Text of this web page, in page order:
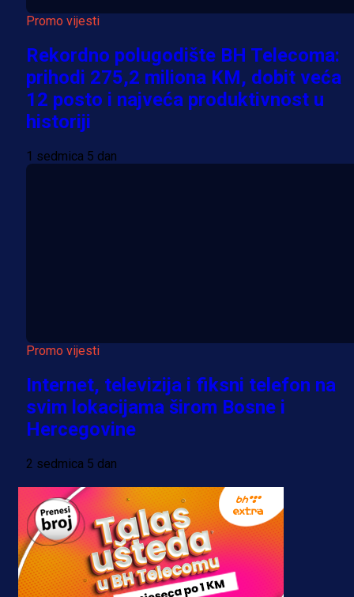
Promo vijesti
Rekordno polugodište BH Telecoma:
prihodi 275,2 miliona KM, dobit veća
12 posto i najveća produktivnost u
historiji
1 sedmica 5 dan
Promo vijesti
Internet, televizija i fiksni telefon na
svim lokacijama širom Bosne i
Hercegovine
2 sedmica 5 dan